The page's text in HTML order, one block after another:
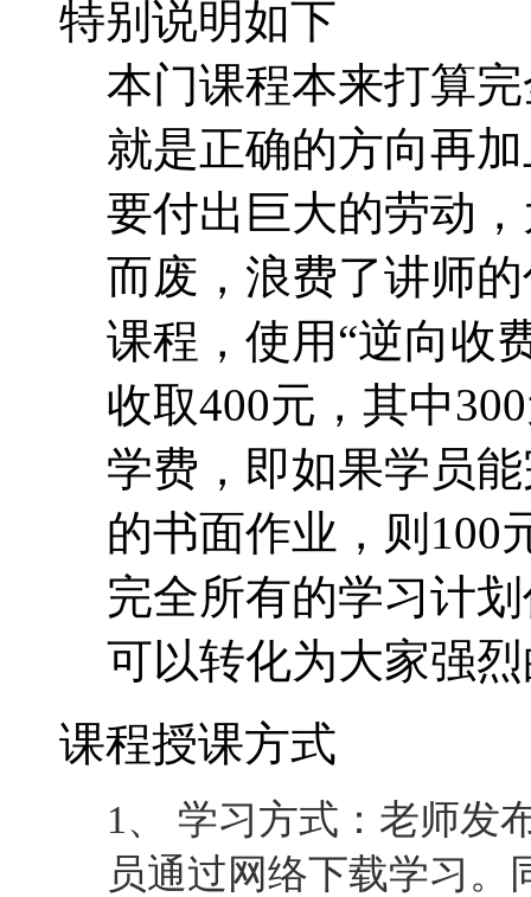
特别说明如下
本门课程本来打算
就是正确的方向再
要付出巨大的劳动
而废，浪费了讲师
课程，使用“逆向收
收取400元，其中
学费，即如果学员
的书面作业，则100
完全所有的学习计
可以转化为大家强
课程授课方式
1、 学习方式：老师发
员通过网络下载学习